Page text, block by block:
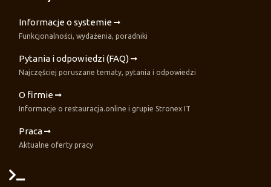
Informacje o systemie
Funkcjonalności, wydażenia, poradniki
Pytania i odpowiedzi (FAQ)
Najczęściej poruszane tematy, pytania i odpowiedzi
O firmie
Informacje o restauracja.online i grupie Stronex IT
Praca
Aktualne oferty pracy